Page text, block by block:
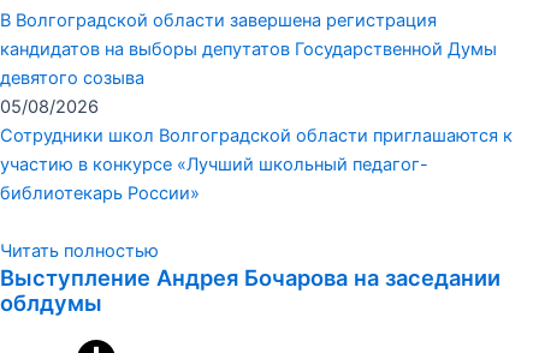
В Волгоградской области завершена регистрация
кандидатов на выборы депутатов Государственной Думы
девятого созыва
05/08/2026
Сотрудники школ Волгоградской области приглашаются к
участию в конкурсе «Лучший школьный педагог-
библиотекарь России»
Читать полностью
Выступление Андрея Бочарова на заседании
облдумы